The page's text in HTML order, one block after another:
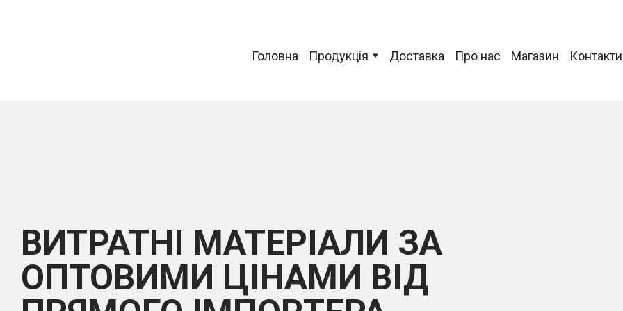
Головна Продукція Доставка Про нас Магазин Контакти
ВИТРАТНІ МАТЕРІАЛИ ЗА
ОПТОВИМИ ЦІНАМИ ВІД